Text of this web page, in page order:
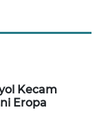
Kecam
Eropa